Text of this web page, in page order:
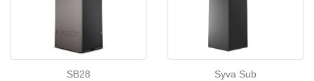
SB28 Syva Sub